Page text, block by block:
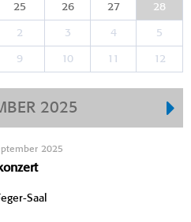
25 26 27 28
2 3 4 5
9 10 11 12
2025
2025
Saal